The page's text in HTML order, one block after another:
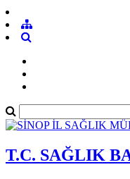
T.C. SAĞLIK